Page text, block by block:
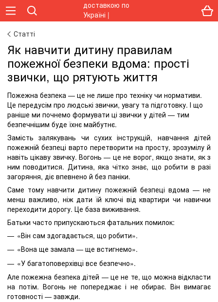
Статті
Як навчити дитину правилам
пожежної безпеки вдома: прості
звички, що рятують життя
Пожежна безпека — це не лише про техніку чи нормативи.
Це передусім про людські звички, увагу та підготовку. І що
раніше ми почнемо формувати ці звички у дітей — тим
безпечнішим буде їхнє майбутнє.
Замість залякувань чи сухих інструкцій, навчання дітей
пожежній безпеці варто перетворити на просту, зрозумілу й
навіть цікаву звичку. Вогонь — це не ворог, якщо знати, як з
ним поводитися. Дитина, яка чітко знає, що робити в разі
загоряння, діє впевнено й без паніки.
Саме тому навчити дитину пожежній безпеці вдома — не
менш важливо, ніж дати їй ключі від квартири чи навички
переходити дорогу. Це база виживання.
Батьки часто припускаються фатальних помилок:
«Він сам здогадається, що робити».
«Вона ще замала — ще встигнемо».
«У багатоповерхівці все безпечно».
Але пожежна безпека дітей — це не те, що можна відкласти
на потім. Вогонь не попереджає і не обирає. Він вимагає
готовності — завжди.